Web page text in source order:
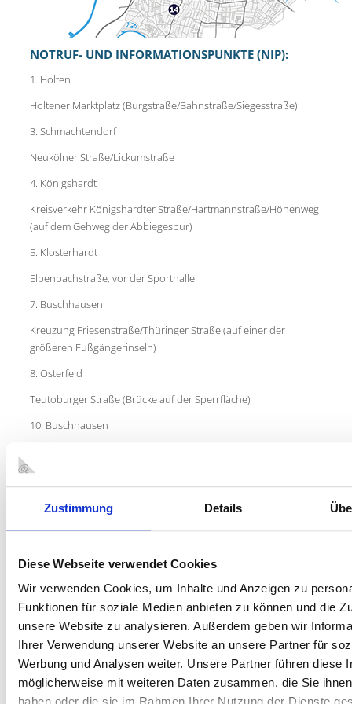
Zustimmung Details
Diese Webseite verwendet Cookies
Wir verwenden Cookies, um Inhalte und Anzeigen zu
Funktionen für soziale Medien anbieten zu können und die
unsere Website zu analysieren. Außerdem geben wir
Ihrer Verwendung unserer Website an unsere Partner für
Werbung und Analysen weiter. Unsere Partner führen diese
möglicherweise mit weiteren Daten zusammen, die Sie
NOTRUF- UND INFORMATIONSPUNKTE (NIP):
1. Holten
Holtener Marktplatz (Burgstraße/Bahnstraße/Siegesstraße)
3. Schmachtendorf
Neukölner Straße/Lickumstraße
4. Königshardt
Kreisverkehr Königshardter Straße/Hartmannstraße/Höhenweg
(auf dem Gehweg der Abbiegespur)
5. Klosterhardt
Elpenbachstraße, vor der Sporthalle
7. Buschhausen
Kreuzung Friesenstraße/Thüringer Straße (auf einer der
größeren Fußgängerinseln)
8. Osterfeld
Teutoburger Straße (Brücke auf der Sperrfläche)
10. Buschhausen
11. Borbeck
Quellstraße (vor dem Ev. Gemeindezentrum)
12. Dümpten
Straße/Nathlandstraße/Falkensteinstraße (vor der Litfaßsäule
gegenüber von H.-Nr. 132 Mellinghofer Straße)
14. Alstaden
Kreuzung Bebelstraße/Flockenfeld (vor Flockenfeld H-Nr. 2)
BESONDERE NOTRUF- UND